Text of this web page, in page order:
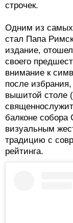
строчек.
Одним из самых
стал Папа
издание, отошел
своего
внимание к
после
вышитой столе
балконе собора
визуальным
традицию с
рейтинга.